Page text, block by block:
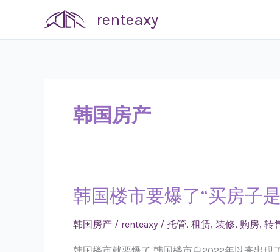
content
renteaxy
韩国房产
韩国楼市要爆了“买房子
韩国房产 / renteaxy / 托管, 租赁, 装修, 购房, 转
韩
国
楼